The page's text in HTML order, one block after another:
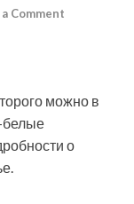
Comment
можно в
белые
о